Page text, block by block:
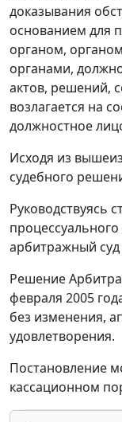
доказывания
основанием для
органом,
органами,
актов, решений,
возлагается на
должностное
Исходя из
судебного
Руководствуясь
арбитражный суд
Решение
февраля 2005
без изменения,
удовлетворения.
Постановление
кассационном